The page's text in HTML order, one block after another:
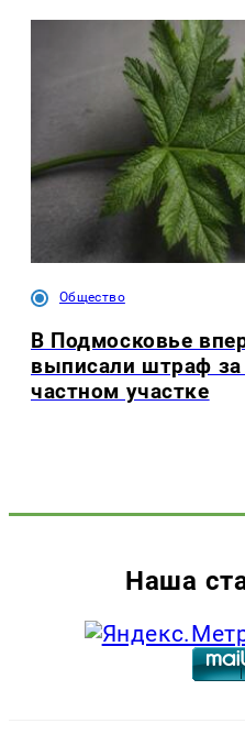
Общество
В Подмосковье
выписали штраф
частном участке
Наша